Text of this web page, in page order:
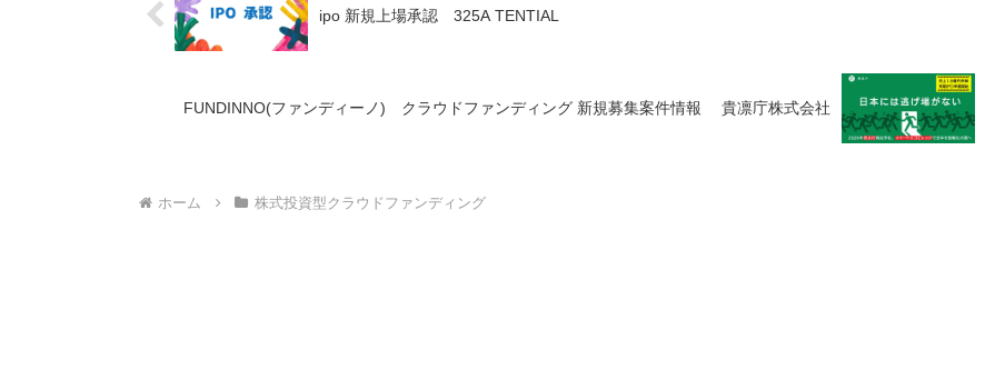
ipo 新規上場承認 325A TENTIAL
FUNDINNO(ファンディーノ) クラウドファンディング 新規募集案件情報 貴凛庁株式会社
ホーム 株式投資型クラウドファンディング